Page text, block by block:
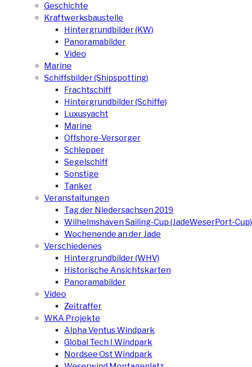
Geschichte
Kraftwerksbaustelle
Hintergrundbilder (KW)
Panoramabilder
Video
Marine
Schiffsbilder (Shipspotting)
Frachtschiff
Hintergrundbilder (Schiffe)
Luxusyacht
Marine
Offshore-Versorger
Schlepper
Segelschiff
Sonstige
Tanker
Veranstaltungen
Tag der Niedersachsen 2019
Wilhelmshaven Sailing-Cup (JadeWeserPort-Cup)
Wochenende an der Jade
Verschiedenes
Hintergrundbilder (WHV)
Historische Ansichtskarten
Panoramabilder
Video
Zeitraffer
WKA Projekte
Alpha Ventus Windpark
Global Tech I Windpark
Nordsee Ost Windpark